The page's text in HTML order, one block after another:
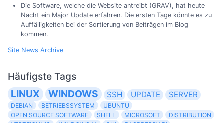
Die Software, welche die Website antreibt (GRAV), hat heute
Nacht ein Major Update erfahren. Die ersten Tage könnte es zu
Auffälligkeiten bei der Sortierung von Beiträgen im Blog
kommen.
Site News Archive
Häufigste Tags
LINUX
WINDOWS SSH UPDATE SERVER
DEBIAN BETRIEBSSYSTEM
UBUNTU
OPEN SOURCE SOFTWARE
SHELL MICROSOFT
DISTRIBUTION